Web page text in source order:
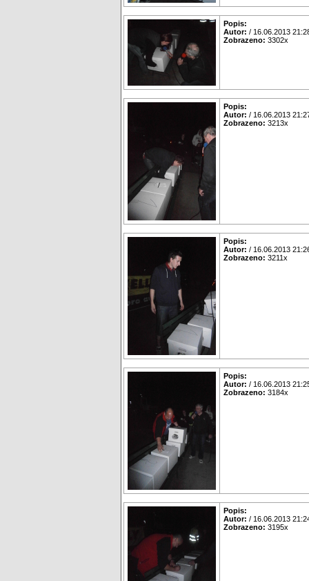
Popis:
Autor: / 16.06.2013
Zobrazeno: 3302x
Popis:
Autor: / 16.06.2013
Zobrazeno: 3213x
Popis:
Autor: / 16.06.2013
Zobrazeno: 3211x
Popis:
Autor: / 16.06.2013
Zobrazeno: 3184x
Popis:
Autor: / 16.06.2013
Zobrazeno: 3195x